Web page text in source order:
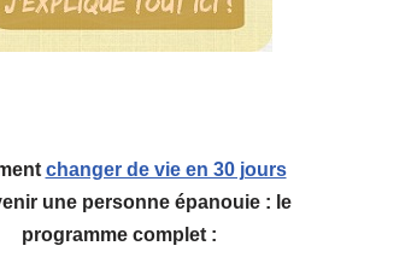
changer de vie en 30 jours
une personne épanouie : le
programme complet :